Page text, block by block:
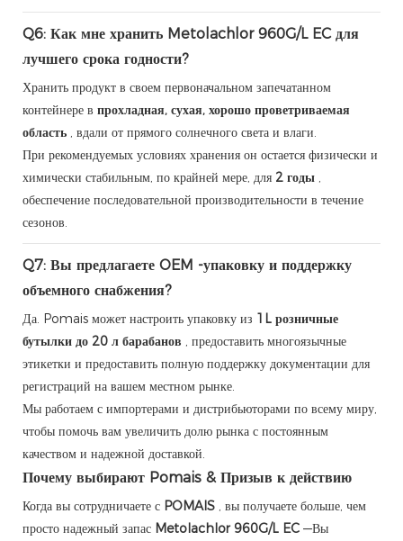
Q6: Как мне хранить Metolachlor 960G/L EC для
лучшего срока годности?
Хранить продукт в своем первоначальном запечатанном
контейнере в прохладная, сухая, хорошо проветриваемая
область , вдали от прямого солнечного света и влаги.
При рекомендуемых условиях хранения он остается физически и
химически стабильным, по крайней мере, для 2 годы ,
обеспечение последовательной производительности в течение
сезонов.
Q7: Вы предлагаете OEM -упаковку и поддержку
объемного снабжения?
Да. Pomais может настроить упаковку из 1L розничные
бутылки до 20 л барабанов , предоставить многоязычные
этикетки и предоставить полную поддержку документации для
регистраций на вашем местном рынке.
Мы работаем с импортерами и дистрибьюторами по всему миру,
чтобы помочь вам увеличить долю рынка с постоянным
качеством и надежной доставкой.
Почему выбирают Pomais & Призыв к действию
Когда вы сотрудничаете с POMAIS , вы получаете больше, чем
просто надежный запас Metolachlor 960G/L EC —Вы